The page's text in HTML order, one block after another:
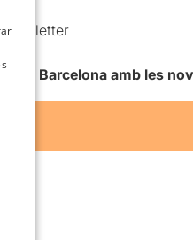
Barcelona amb les